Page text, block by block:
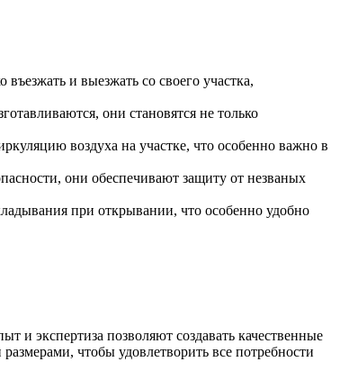
и выезжать со своего участка,
они становятся не только
воздуха на участке, что особенно важно в
они обеспечивают защиту от незваных
при открывании, что особенно удобно
и экспертиза позволяют создавать качественные
чтобы удовлетворить все потребности